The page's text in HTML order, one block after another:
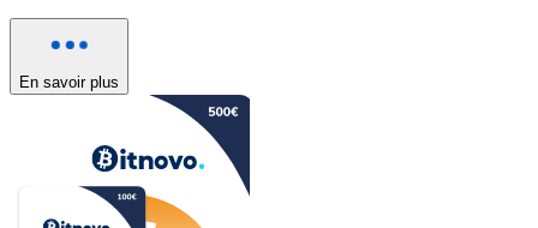
En savoir plus